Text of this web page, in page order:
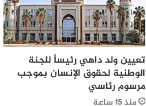
تعيين ولد داهي رئيساً للجنة
الوطنية لحقوق الإنسان بموجب
مرسوم رئاسي
منذ 15 ساعة